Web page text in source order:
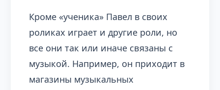
Кроме «ученика» Павел в своих
роликах играет и другие роли, но
все они так или иначе связаны с
музыкой. Например, он приходит в
магазины музыкальных